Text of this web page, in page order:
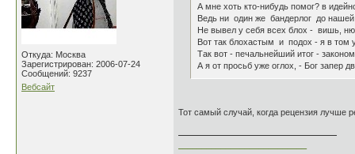
Откуда: Москва
Зарегистрирован: 2006-07-24
Сообщений: 9237
Вебсайт
А мне хоть кто-нибудь помог? в
Ведь ни один же бандерлог до нашей
Не вывел у себя всех блох - вишь,
Вот так блохастым и подох - я в том
Так вот - печальнейший итог -
А я от просьб уже оглох, - Бог запер
Тот самый случай, когда рецензия лучше